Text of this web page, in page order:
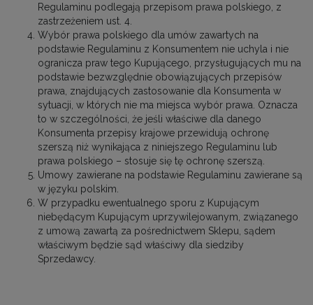
Regulaminu podlegają przepisom prawa polskiego, z
zastrzeżeniem ust. 4.
Wybór prawa polskiego dla umów zawartych na
podstawie Regulaminu z Konsumentem nie uchyla i nie
ogranicza praw tego Kupującego, przysługujących mu na
podstawie bezwzględnie obowiązujących przepisów
prawa, znajdujących zastosowanie dla Konsumenta w
sytuacji, w których nie ma miejsca wybór prawa. Oznacza
to w szczególności, że jeśli właściwe dla danego
Konsumenta przepisy krajowe przewidują ochronę
szerszą niż wynikająca z niniejszego Regulaminu lub
prawa polskiego – stosuje się tę ochronę szerszą.
Umowy zawierane na podstawie Regulaminu zawierane są
w języku polskim.
W przypadku ewentualnego sporu z Kupującym
niebędącym Kupującym uprzywilejowanym, związanego
z umową zawartą za pośrednictwem Sklepu, sądem
właściwym będzie sąd właściwy dla siedziby
Sprzedawcy.